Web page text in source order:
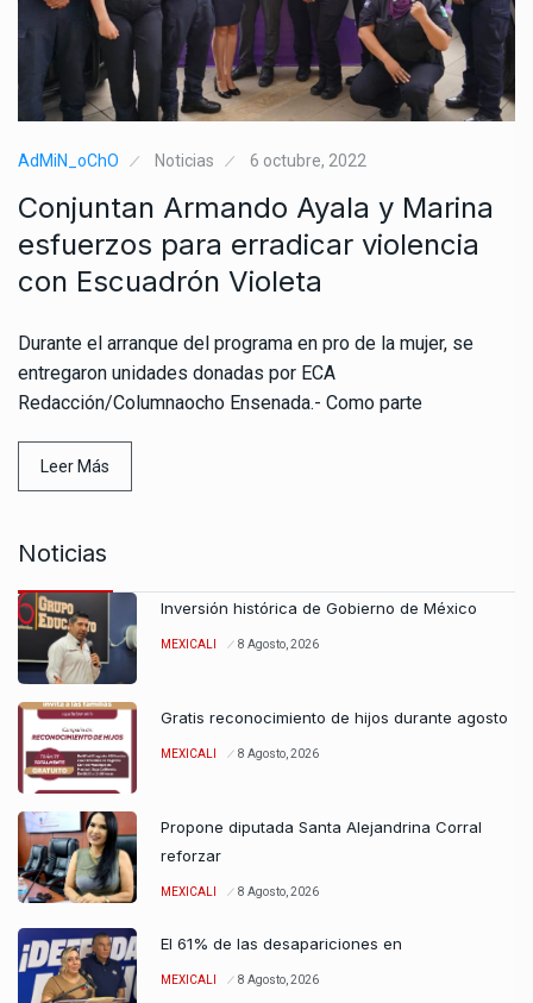
AdMiN_oChO Noticias 6 octubre, 2022
Conjuntan Armando Ayala y Marina
esfuerzos para erradicar violencia
con Escuadrón Violeta
Durante el arranque del programa en pro de la mujer, se
entregaron unidades donadas por ECA
Redacción/Columnaocho Ensenada.- Como parte
Leer Más
Noticias
Inversión histórica de Gobierno de México
MEXICALI 8 Agosto, 2026
Gratis reconocimiento de hijos durante agosto
MEXICALI 8 Agosto, 2026
Propone diputada Santa Alejandrina Corral
reforzar
MEXICALI 8 Agosto, 2026
El 61% de las desapariciones en
MEXICALI 8 Agosto, 2026